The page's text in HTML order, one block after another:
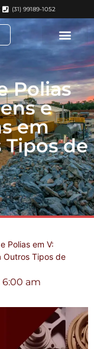
(31) 99189-1052
Polias
e
em
Tipos de
Polias em V:
Outros Tipos de
6:00 am